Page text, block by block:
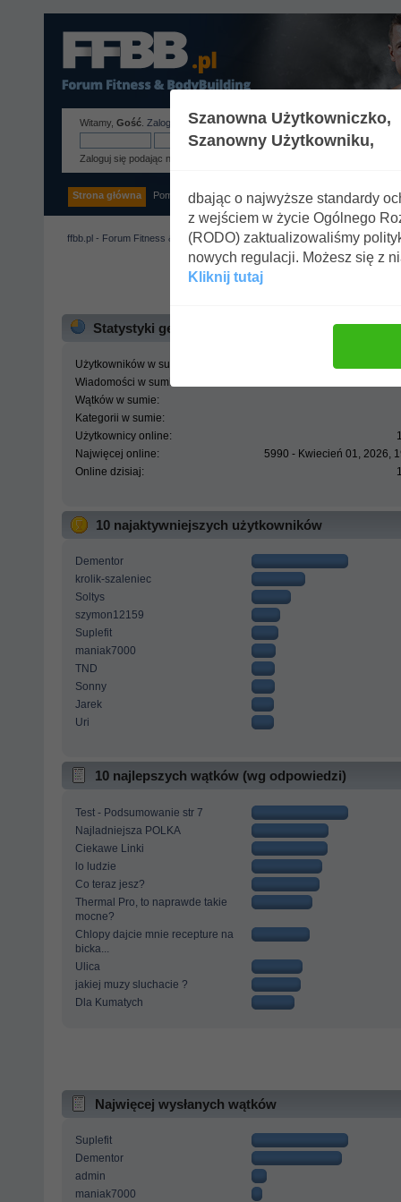
Witamy, Gość Zaloguj sięlubzarejestruj.
Zaloguj się podając nazwę użytkownika, hasło i długość sesji
Strona główna Pomoc Szukaj Tags Zaloguj się Rejestracja
ffbb.pl - Forum Fitness & BodyBuilding» Centrum statystyk
ffbb.pl - Forum Fitness
Statystyki generalne
Użytkowników w sumie:
Wiadomości w sumie:
Wątków w sumie:
Kategorii w sumie:
Użytkownicy online:
Najwięcej online:
5990 - Kwiecień 01, 2026,
Online dzisiaj:
10 najaktywniejszych użytkowników
Dementor
krolik-szaleniec
Soltys
szymon12159
Suplefit
maniak7000
TND
Sonny
Jarek
Uri
10 najlepszych wątków (wg odpowiedzi)
Test - Podsumowanie str 7
Najladniejsza POLKA
Ciekawe Linki
lo ludzie
Co teraz jesz?
Thermal Pro, to naprawde takie
mocne?
Chlopy dajcie mnie recepture na
bicka...
Ulica
jakiej muzy sluchacie ?
Dla Kumatych
Najwięcej wysłanych wątków
Suplefit
Dementor
admin
maniak7000
Szanowna Użytkowniczko,
Szanowny Użytkowniku,
dbając o najwyższe standardy
z wejściem w życie Ogólnego
(RODO) zaktualizowaliśmy
nowych regulacji. Możesz się z
Kliknij tutaj